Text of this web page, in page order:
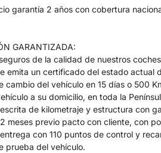
garantía 2 años con cobertura
GARANTIZADA:
de la calidad de nuestros
emita un certificado del estado actual
cambio del vehículo en 15 días o 500
a su domicilio, en toda la
de kilometraje y estructura con
meses previo pacto con cliente, con
con 110 puntos de control y
prueba del vehículo.